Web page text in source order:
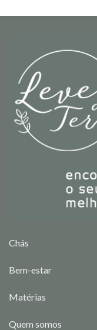
Chás
Bem-estar
Matérias
Quem somos